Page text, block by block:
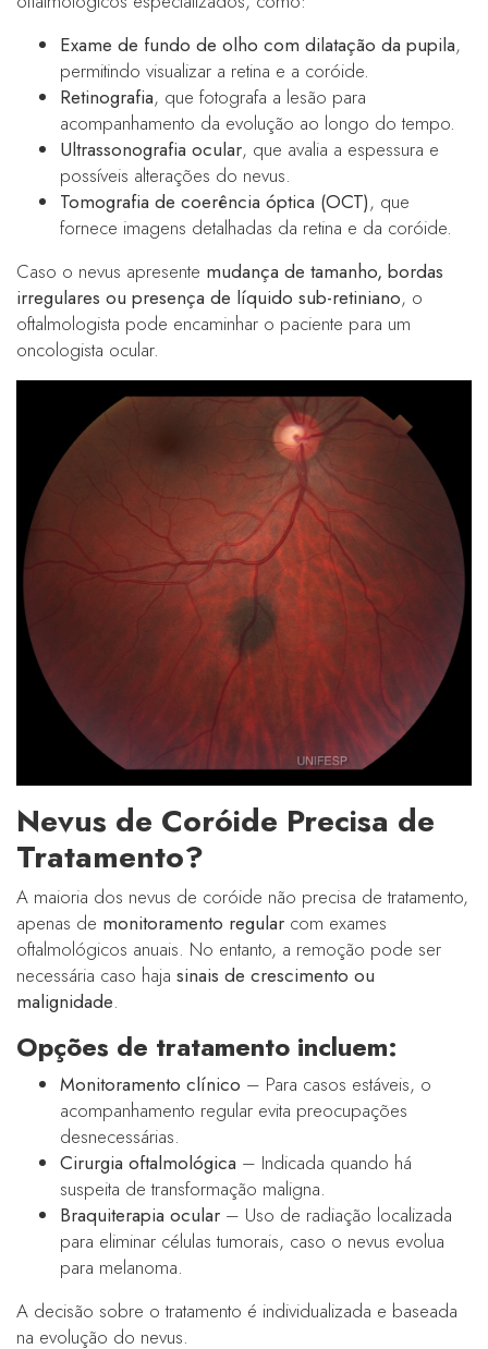
Exame de fundo de olho com dilatação da pupila,
permitindo visualizar a retina e a coróide.
Retinografia, que fotografa a lesão para
acompanhamento da evolução ao longo do tempo.
Ultrassonografia ocular, que avalia a espessura e
possíveis alterações do nevus.
Tomografia de coerência óptica (OCT), que
fornece imagens detalhadas da retina e da coróide.
Caso o nevus apresente mudança de tamanho, bordas
irregulares ou presença de líquido sub-retiniano, o
oftalmologista pode encaminhar o paciente para um
oncologista ocular.
Nevus de Coróide Precisa de
Tratamento?
A maioria dos nevus de coróide não precisa de tratamento,
apenas de monitoramento regular com exames
oftalmológicos anuais. No entanto, a remoção pode ser
necessária caso haja sinais de crescimento ou
malignidade.
Opções de tratamento incluem:
Monitoramento clínico – Para casos estáveis, o
acompanhamento regular evita preocupações
desnecessárias.
Cirurgia oftalmológica – Indicada quando há
suspeita de transformação maligna.
Braquiterapia ocular – Uso de radiação localizada
para eliminar células tumorais, caso o nevus evolua
para melanoma.
A decisão sobre o tratamento é individualizada e baseada
na evolução do nevus.